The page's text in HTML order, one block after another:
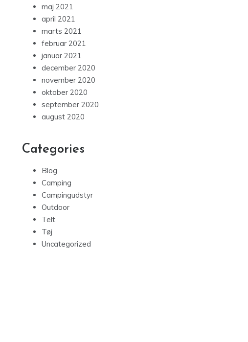
maj 2021
april 2021
marts 2021
februar 2021
januar 2021
december 2020
november 2020
oktober 2020
september 2020
august 2020
Categories
Blog
Camping
Campingudstyr
Outdoor
Telt
Tøj
Uncategorized